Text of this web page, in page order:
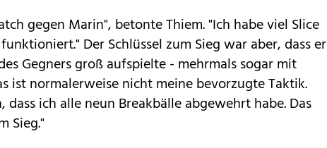
gegen Marin", betonte Thiem. "Ich habe viel Slice
Der Schlüssel zum Sieg war aber, dass er
Gegners groß aufspielte - mehrmals sogar mit
ist normalerweise nicht meine bevorzugte Taktik.
dass ich alle neun Breakbälle abgewehrt habe. Das
Sieg."